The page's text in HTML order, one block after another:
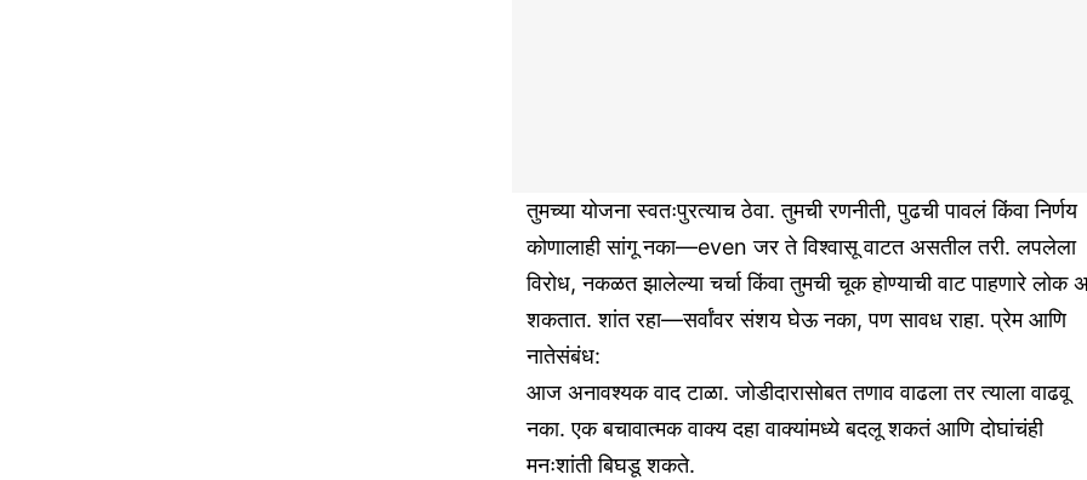
तुमच्या योजना स्वतःपुरत्याच ठेवा. तुमची रणनीती, पुढची पावलं किंवा निर्णय
कोणालाही सांगू नका—even जर ते विश्वासू वाटत असतील तरी. लपलेला
विरोध, नकळत झालेल्या चर्चा किंवा तुमची चूक होण्याची वाट पाहणारे लोक
शकतात. शांत रहा—सर्वांवर संशय घेऊ नका, पण सावध राहा. प्रेम आणि
नातेसंबंध:
आज अनावश्यक वाद टाळा. जोडीदारासोबत तणाव वाढला तर त्याला वाढवू
नका. एक बचावात्मक वाक्य दहा वाक्यांमध्ये बदलू शकतं आणि दोघांचंही
मनःशांती बिघडू शकते.